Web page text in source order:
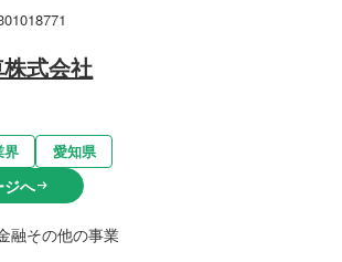
株式会社
界 愛知県
ジへarrow_right_alt
融その他の事業